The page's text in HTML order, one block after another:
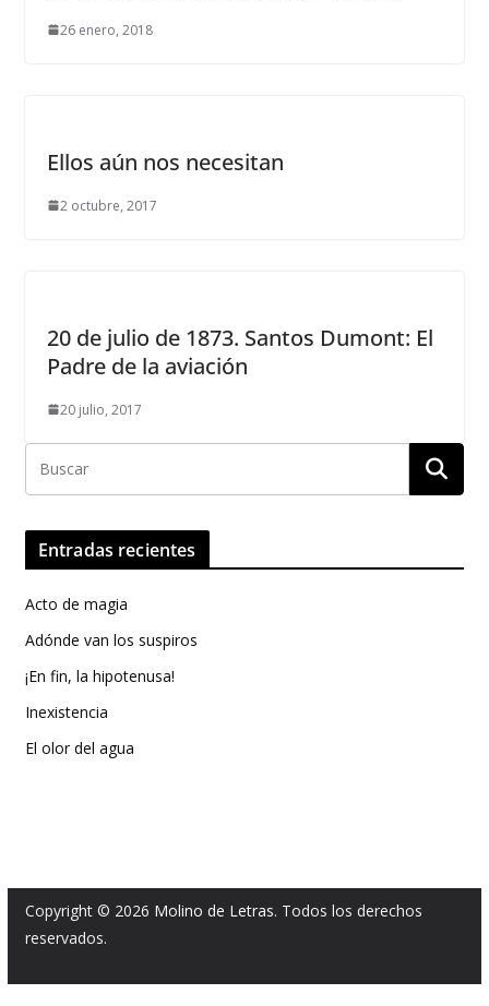
26 enero, 2018
Ellos aún nos necesitan
2 octubre, 2017
20 de julio de 1873. Santos Dumont: El
Padre de la aviación
20 julio, 2017
Entradas recientes
Acto de magia
Adónde van los suspiros
¡En fin, la hipotenusa!
Inexistencia
El olor del agua
Copyright © 2026 Molino de Letras. Todos los derechos
reservados.